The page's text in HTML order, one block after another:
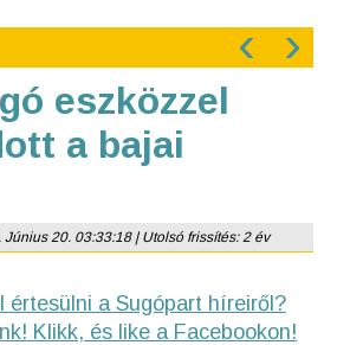
‹ ›
eszközzel
a bajai
Június 20. 03:33:18 | Utolsó frissítés: 2 év
értesülni a Sugópart híreiről?
Klikk, és like a Facebookon!